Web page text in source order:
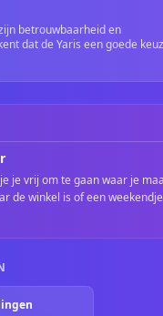
betrouwbaarheid en
dat de Yaris een goede
je vrij om te gaan waar je
de winkel is of een